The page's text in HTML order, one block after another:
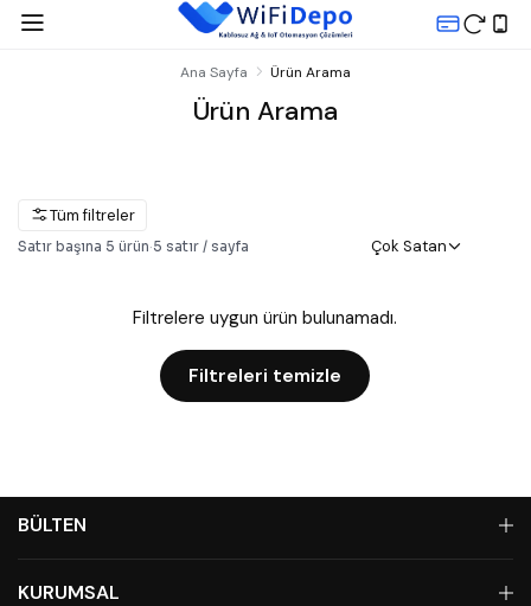
Ana Sayfa Ürün Arama
Ürün Arama
Tüm filtreler
Satır başına 5 ürün·5 satır / sayfa Çok Satan
Filtrelere uygun ürün bulunamadı.
Filtreleri temizle
BÜLTEN
KURUMSAL